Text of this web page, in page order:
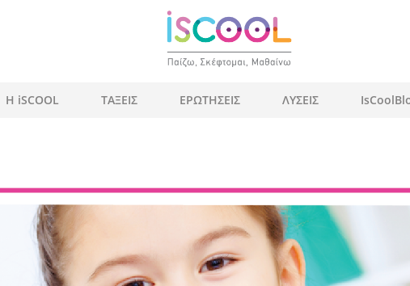
H iSCOOL ΤΑΞΕΙΣ ΕΡΩΤΗΣΕΙΣ ΛΥΣΕΙΣ